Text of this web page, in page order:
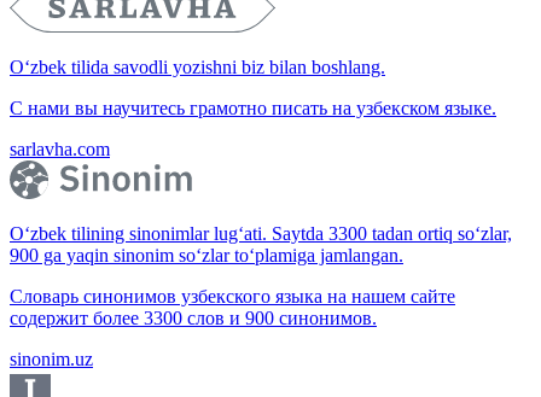
O‘zbek tilida savodli yozishni biz bilan boshlang.
С нами вы научитесь грамотно писать на узбекском языке.
sarlavha.com
O‘zbek tilining sinonimlar lug‘ati. Saytda 3300 tadan ortiq so‘zlar,
900 ga yaqin sinonim so‘zlar to‘plamiga jamlangan.
Словарь синонимов узбекского языка на нашем сайте
содержит более 3300 слов и 900 синонимов.
sinonim.uz